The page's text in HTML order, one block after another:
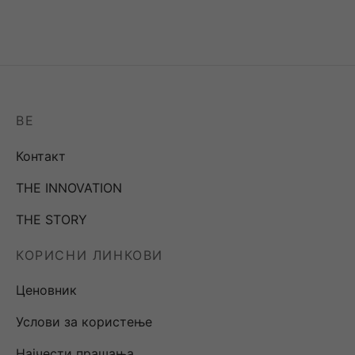
BE
Контакт
THE INNOVATION
THE STORY
КОРИСНИ ЛИНКОВИ
Ценовник
Услови за користење